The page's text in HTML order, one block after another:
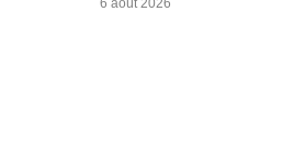
6 août 2026